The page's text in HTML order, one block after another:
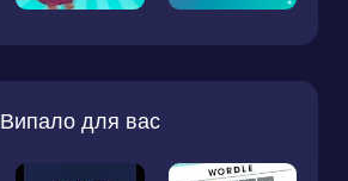
Випало для вас